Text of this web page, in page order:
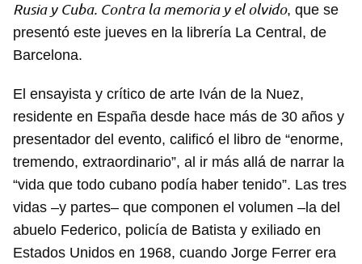
Rusia y Cuba. Contra la memoria y el olvido, que se
presentó este jueves en la librería La Central, de
Barcelona.
El ensayista y crítico de arte Iván de la Nuez,
residente en España desde hace más de 30 años y
presentador del evento, calificó el libro de “enorme,
tremendo, extraordinario”, al ir más allá de narrar la
“vida que todo cubano podía haber tenido”. Las tres
vidas –y partes– que componen el volumen –la del
abuelo Federico, policía de Batista y exiliado en
Estados Unidos en 1968, cuando Jorge Ferrer era